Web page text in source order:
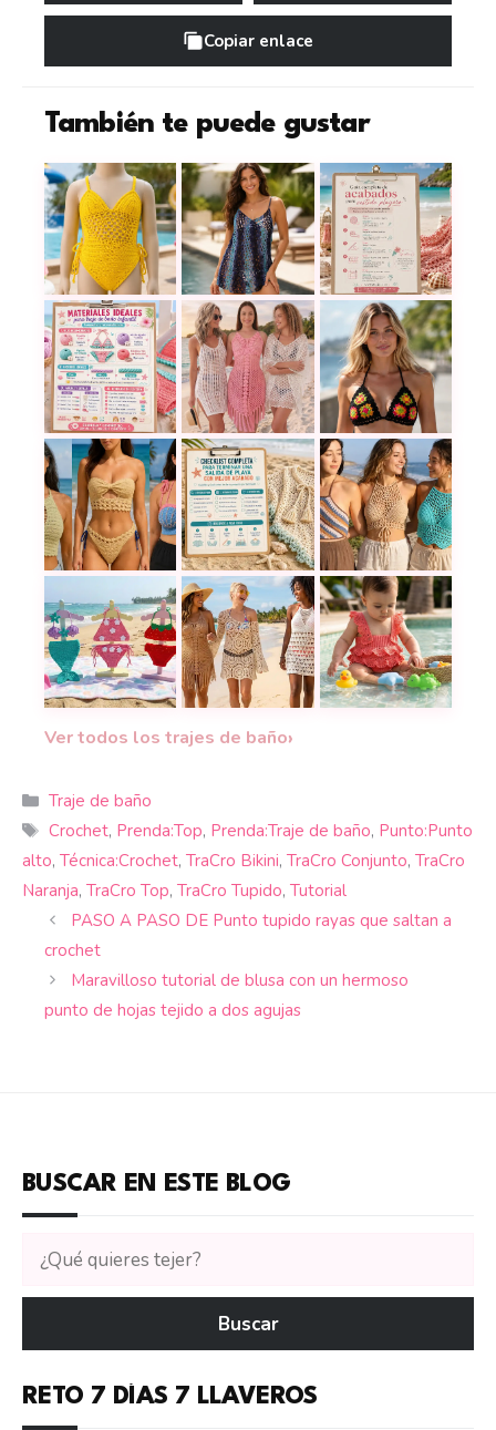
Copiar enlace
También te puede gustar
Cómo tejer un traje de baño enterizo para niña
Cómo tejer una salida de baño a
Guía completa de
Materiales ideales para traje de baño infantil:
Prepárate para la playa: 18
Un top de bikini
18 diseños de tops y bikinis a crochet con
Checklist completa para
A esto nos
Ver todos los trajes de baño›
Categorías
Traje de baño
Etiquetas
Crochet, Prenda:Top, Prenda:Traje de baño, Punto:Punto
alto, Técnica:Crochet, TraCro Bikini, TraCro Conjunto, TraCro
Naranja, TraCro Top, TraCro Tupido, Tutorial
PASO A PASO DE Punto tupido rayas que saltan a
crochet
Maravilloso tutorial de blusa con un hermoso
punto de hojas tejido a dos agujas
BUSCAR EN ESTE BLOG
Buscar
tutoriales
en
Buscar
RETO 7 DÍAS 7 LLAVEROS